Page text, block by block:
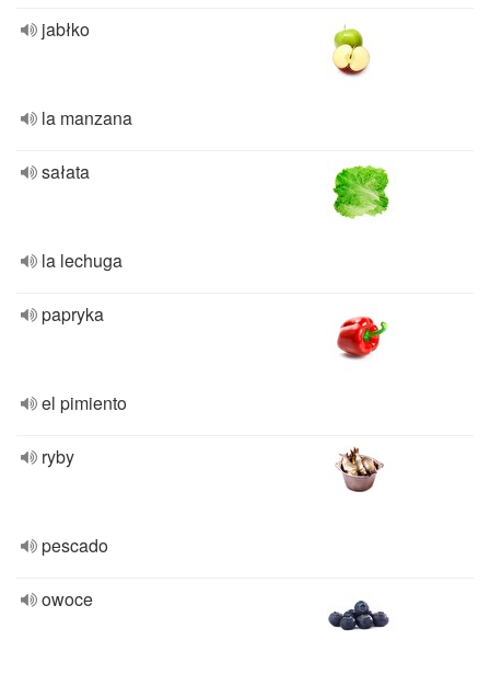
jabłko
la manzana
sałata
la lechuga
papryka
el pimiento
ryby
pescado
owoce